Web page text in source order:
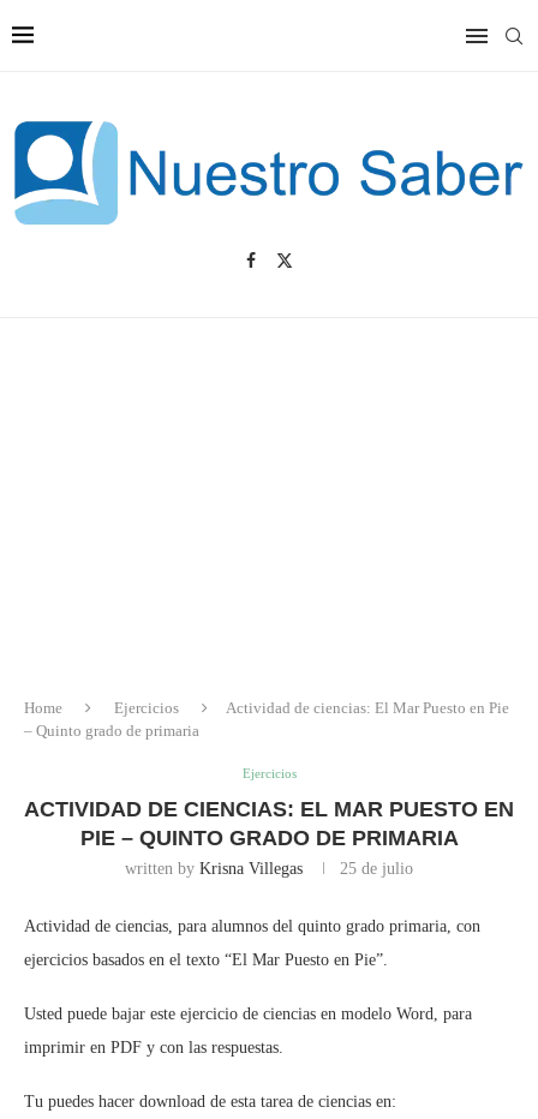
Home Ejercicios
Actividad de ciencias: El Mar Puesto en Pie
– Quinto grado de primaria
Ejercicios
ACTIVIDAD DE CIENCIAS: EL MAR PUESTO EN
PIE – QUINTO GRADO DE PRIMARIA
written by Krisna Villegas 25 de julio
Actividad de ciencias, para alumnos del quinto grado primaria, con
ejercicios basados en el texto “El Mar Puesto en Pie”.
Usted puede bajar este ejercicio de ciencias en modelo Word, para
imprimir en PDF y con las respuestas.
Tu puedes hacer download de esta tarea de ciencias en: